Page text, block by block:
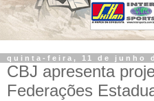
quinta-feira, 11 de junho
CBJ apresenta
Federações